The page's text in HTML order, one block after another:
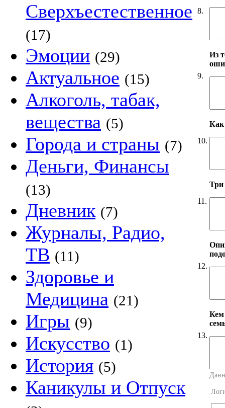
Сверхъестественное
(17)
Эмоции (29)
Актуальное (15)
Алкоголь, табак,
вещества (5)
Города и страны (7)
Деньги, Финансы
(13)
Дневник (7)
Журналы, Радио,
ТВ (11)
Здоровье и
Медицина (21)
Игры (9)
Искусство (1)
История (5)
Каникулы и Отпуск
8.
9.
Из
10.
Как
11.
Три
12.
13.
Кем